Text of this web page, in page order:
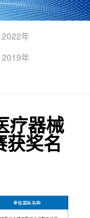
2022年
2019年
疗器械
获奖名